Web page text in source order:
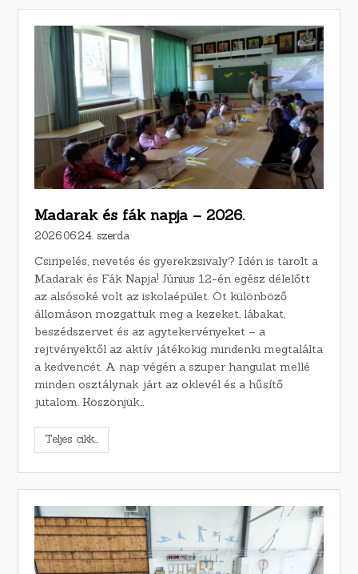
Madarak és fák napja – 2026.
2026.06.24. szerda
Csiripelés, nevetés és gyerekzsivaly? Idén is tarolt a
Madarak és Fák Napja! Június 12-én egész délelőtt
az alsósoké volt az iskolaépület. Öt különböző
állomáson mozgattuk meg a kezeket, lábakat,
beszédszervet és az agytekervényeket – a
rejtvényektől az aktív játékokig mindenki megtalálta
a kedvencét. A nap végén a szuper hangulat mellé
minden osztálynak járt az oklevél és a hűsítő
jutalom. Köszönjük…
Teljes cikk...